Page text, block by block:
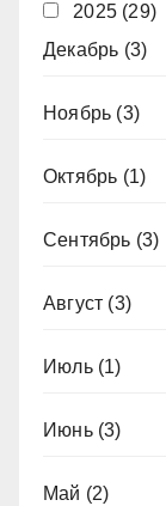
2025 (29)
Декабрь (3)
Ноябрь (3)
Октябрь (1)
Сентябрь (3)
Август (3)
Июль(1)
Июнь(3)
Май (2)